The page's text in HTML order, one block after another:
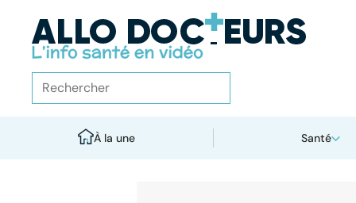
À la une Santé